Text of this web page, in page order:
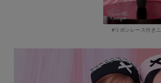
#リボンレース付き